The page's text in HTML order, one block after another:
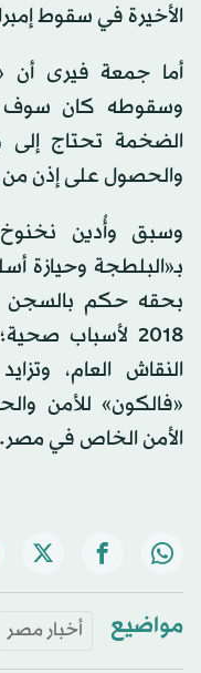
الأخيرة في سقوط
أما جمعة فيرى أن
وسقوطه كان سوف
الضخمة تحتاج إلى
والحصول على إذن من
بـ«البلطجة وحيازة
بحقه حكم بالسجن
2018 لأسباب
النقاش العام،
«فالكون» للأمن
الأمن الخاص في مصر.
مواضيع أخبار مصر